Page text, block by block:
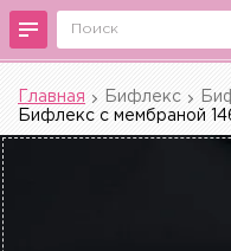
Главная Бифлекс
Бифлекс с мембраной